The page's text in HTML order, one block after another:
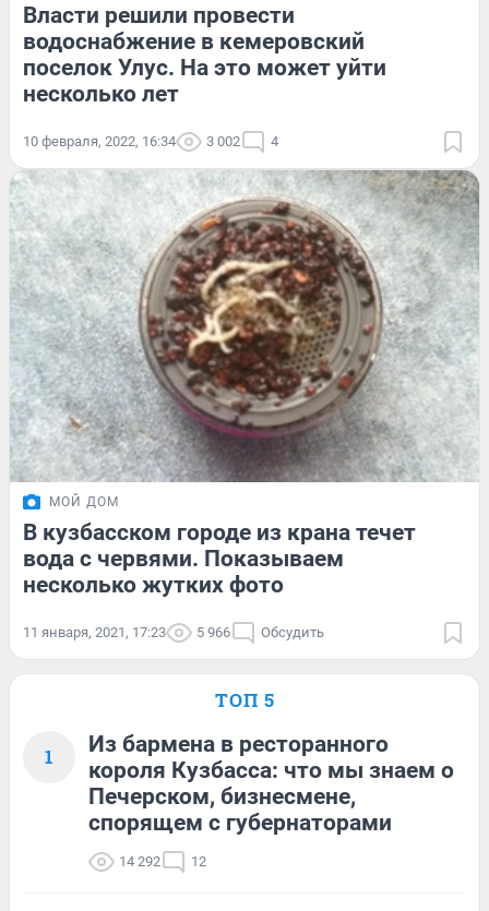
Власти решили провести
водоснабжение в кемеровский
поселок Улус. На это может уйти
несколько лет
10 февраля, 2022, 16:34 3 002 4
МОЙ ДОМ
В кузбасском городе из крана течет
вода с червями. Показываем
несколько жутких фото
11 января, 2021, 17:23 5 966 Обсудить
ТОП 5
1
Из бармена в ресторанного
короля Кузбасса: что мы знаем о
Печерском, бизнесмене,
спорящем с губернаторами
14 292 12